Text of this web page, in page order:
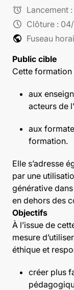
alarm Lancement :
schedule Clôture :
public Fuseau
Public cible
Cette formation
aux
acteurs de
aux
formation.
Elle s’adresse
par une
générative
en dehors des
Objectifs
À l’issue de
mesure
éthique et
créer plus